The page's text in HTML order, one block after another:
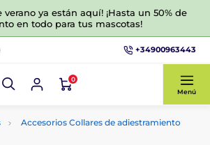
verano ya están aquí! ¡Hasta un 50% de
en todo para tus mascotas!
+34900963443
0
Menú
Accesorios Collares de adiestramiento